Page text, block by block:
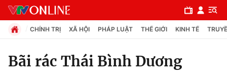
CHÍNH TRỊ XÃ HỘI PHÁP LUẬT THẾ GIỚI KINH TẾ
Bãi rác Thái Bình Dương